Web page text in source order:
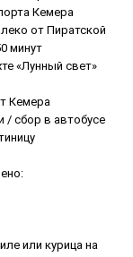
Кемера
от Пиратской
минут
«Лунный свет»
Кемера
/ сбор в автобусе
или курица на